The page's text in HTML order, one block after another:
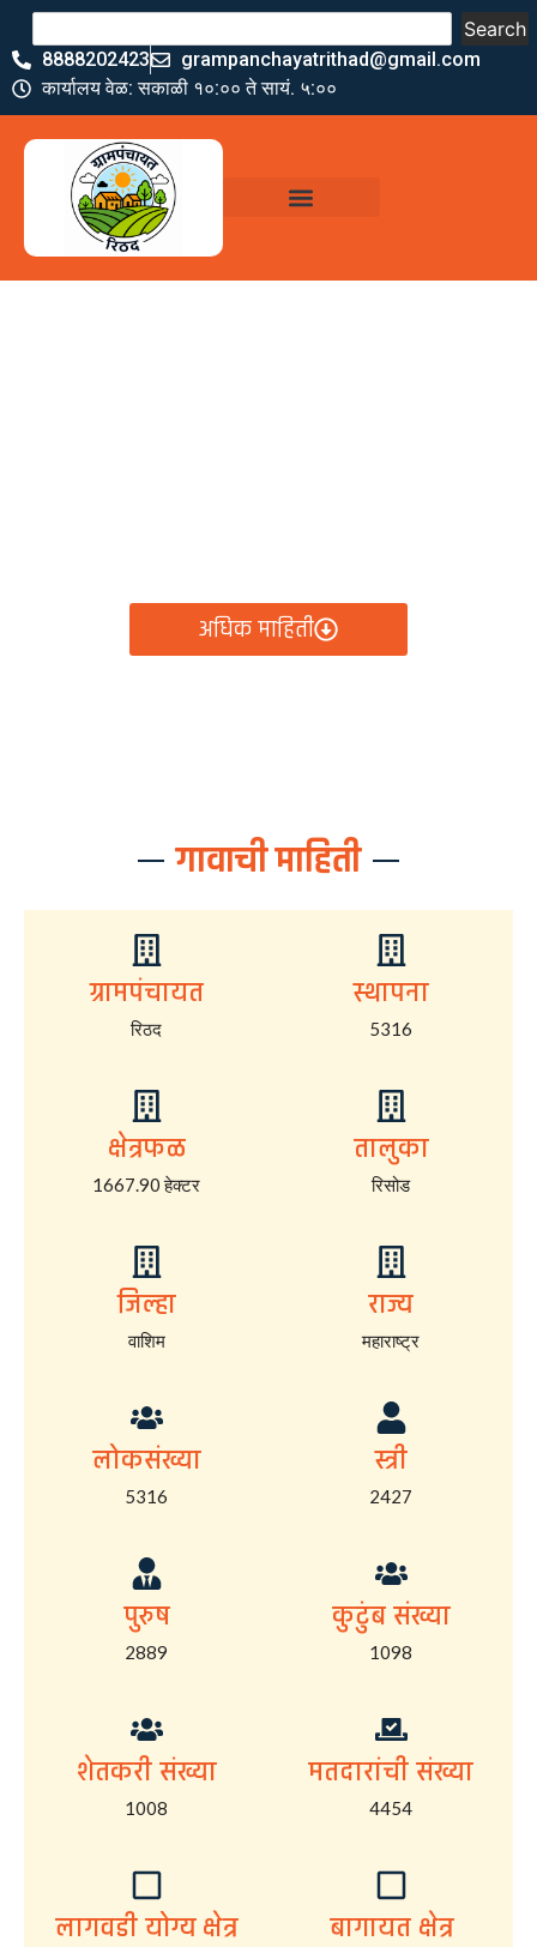
Search
8888202423
grampanchayatrithad@gmail.com
कार्यालय वेळ: सकाळी १०:०० ते सायं. ५:००
अधिक माहिती
गावाची माहिती
ग्रामपंचायत
रिठद
स्थापना
5316
क्षेत्रफळ
1667.90 हेक्टर
तालुका
रिसोड
जिल्हा
वाशिम
राज्य
महाराष्ट्र
लोकसंख्या
5316
स्त्री
2427
पुरुष
2889
कुटुंब संख्या
1098
शेतकरी संख्या
1008
मतदारांची संख्या
4454
लागवडी योग्य क्षेत्र बागायत क्षेत्र